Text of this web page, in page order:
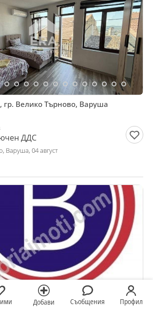
Добави Съобщения Профил
Велико Търново, Варуша
ДДС
Варуша, 04 август